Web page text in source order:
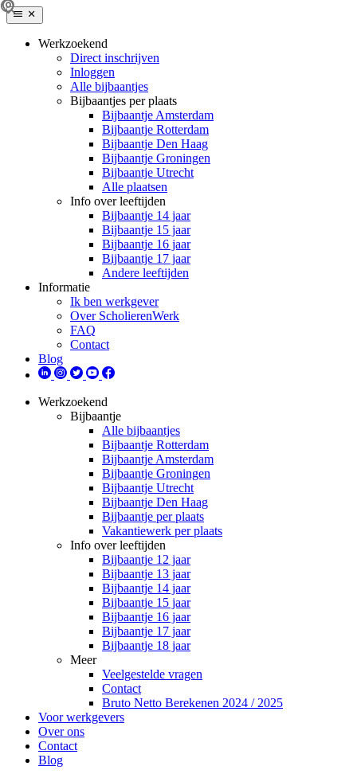
Werkzoekend
Direct inschrijven
Inloggen
Alle bijbaantjes
Bijbaantjes per plaats
Bijbaantje Amsterdam
Bijbaantje Rotterdam
Bijbaantje Den Haag
Bijbaantje Groningen
Bijbaantje Utrecht
Alle plaatsen
Info over leeftijden
Bijbaantje 14 jaar
Bijbaantje 15 jaar
Bijbaantje 16 jaar
Bijbaantje 17 jaar
Andere leeftijden
Informatie
Ik ben werkgever
Over ScholierenWerk
FAQ
Contact
Blog
Werkzoekend
Bijbaantje
Alle bijbaantjes
Bijbaantje Rotterdam
Bijbaantje Amsterdam
Bijbaantje Groningen
Bijbaantje Utrecht
Bijbaantje Den Haag
Bijbaantje per plaats
Vakantiewerk per plaats
Info over leeftijden
Bijbaantje 12 jaar
Bijbaantje 13 jaar
Bijbaantje 14 jaar
Bijbaantje 15 jaar
Bijbaantje 16 jaar
Bijbaantje 17 jaar
Bijbaantje 18 jaar
Meer
Veelgestelde vragen
Contact
Bruto Netto Berekenen 2024 / 2025
Voor werkgevers
Over ons
Contact
Blog